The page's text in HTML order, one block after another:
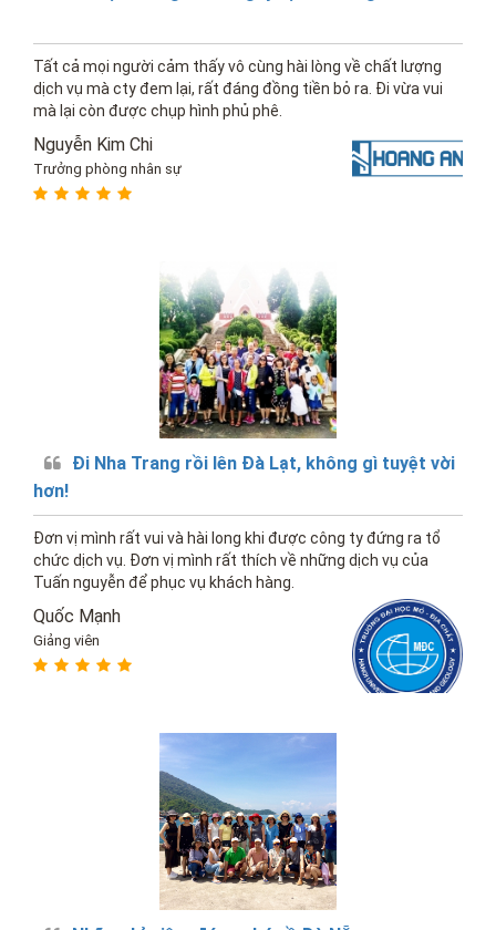
Tất cả mọi người cảm thấy vô cùng hài lòng về chất lượng
dịch vụ mà cty đem lại, rất đáng đồng tiền bỏ ra. Đi vừa vui
mà lại còn được chụp hình phủ phê.
Nguyễn Kim Chi
Trưởng phòng nhân sự
Đi Nha Trang rồi lên Đà Lạt, không gì tuyệt vời
hơn!
Đơn vị mình rất vui và hài long khi được công ty đứng ra tổ
chức dịch vụ. Đơn vị mình rất thích về những dịch vụ của
Tuấn nguyễn để phục vụ khách hàng.
Quốc Mạnh
Giảng viên